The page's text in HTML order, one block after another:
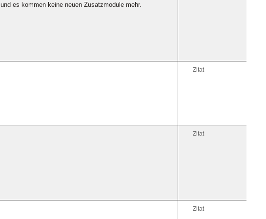
es kommen keine neuen Zusatzmodule mehr.
Zitat
Zitat
Zitat